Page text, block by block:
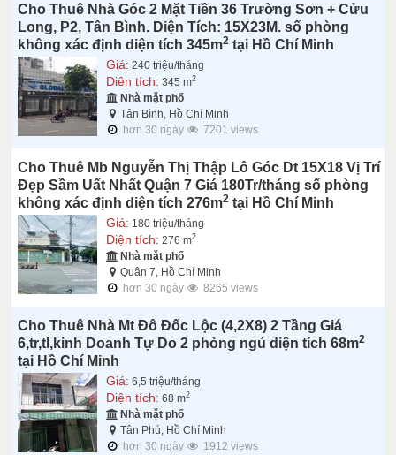
Cho Thuê Nhà Góc 2 Mặt Tiền 36 Trường Sơn + Cửu
Long, P2, Tân Bình. Diện Tích: 15X23M. số phòng
không xác định diện tích 345m2 tại Hồ Chí Minh
Giá: 240 triệu/tháng
Diện tích: 345 m2
Nhà mặt phố
Tân Bình, Hồ Chí Minh
hơn 30 ngày
7201 views
Cho Thuê Mb Nguyễn Thị Thập Lô Góc Dt 15X18 Vị Trí
Đẹp Sầm Uất Nhất Quận 7 Giá 180Tr/tháng số phòng
không xác định diện tích 276m2 tại Hồ Chí Minh
Giá: 180 triệu/tháng
Diện tích: 276 m2
Nhà mặt phố
Quận 7, Hồ Chí Minh
hơn 30 ngày
8265 views
Cho Thuê Nhà Mt Đô Đốc Lộc (4,2X8) 2 Tầng Giá
6,tr,tl,kinh Doanh Tự Do 2 phòng ngủ diện tích 68m2
tại Hồ Chí Minh
Giá: 6,5 triệu/tháng
Diện tích: 68 m2
Nhà mặt phố
Tân Phú, Hồ Chí Minh
hơn 30 ngày
1912 views